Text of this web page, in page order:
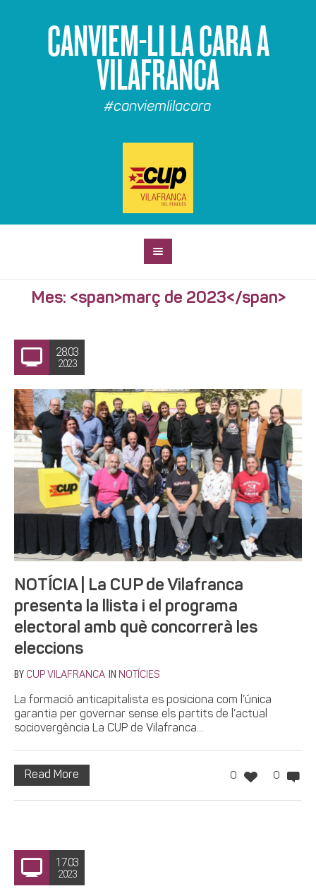
CANVIEM-LI LA CARA A
VILAFRANCA
#canviemlilacara
Mes: <span>març de 2023</span>
28.03
2023
NOTÍCIA | La CUP de Vilafranca
presenta la llista i el programa
electoral amb què concorrerà les
eleccions
BY CUP VILAFRANCA IN NOTÍCIES
La formació anticapitalista es posiciona com l’única
garantia per governar sense els partits de l’actual
sociovergència La CUP de Vilafranca...
0 0
Read More
17.03
2023